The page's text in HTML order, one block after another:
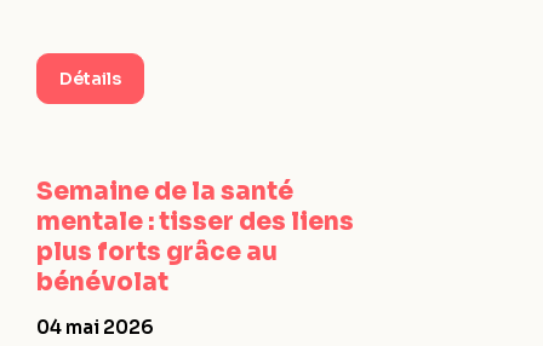
Détails
Semaine de la santé
mentale : tisser des liens
plus forts grâce au
bénévolat
04 mai 2026